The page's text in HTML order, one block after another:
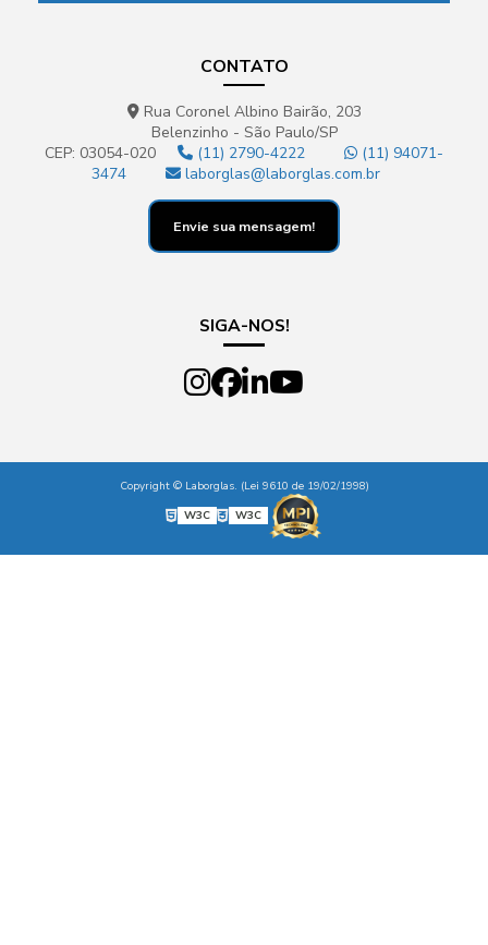
CONTATO
Rua Coronel Albino Bairão, 203
Belenzinho - São Paulo/SP
CEP: 03054-020
(11) 2790-4222
(11) 94071-
3474
laborglas@laborglas.com.br
Envie sua mensagem!
SIGA-NOS!
Copyright © Laborglas. (Lei 9610 de 19/02/1998)
W3C
W3C